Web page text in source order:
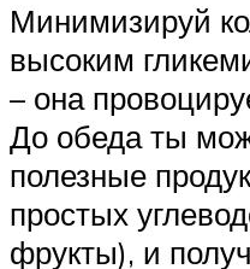
Минимизируй
высоким
– она
До обеда ты
полезные
простых
фрукты), и